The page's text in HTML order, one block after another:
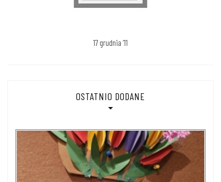
17 grudnia ’11
OSTATNIO DODANE